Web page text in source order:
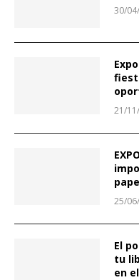
30/
21/
25/
El
tu
en